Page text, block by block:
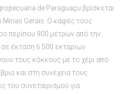
de Paraguaçu βρίσκεται
Minas Gerais. Ο καφές τους
περίπου 900 μέτρων από την
έκταση 6.500 εκταρίων.
τους κόκκους με το χέρι από
και στη συνέχεια τους
του συνεταιρισμού για